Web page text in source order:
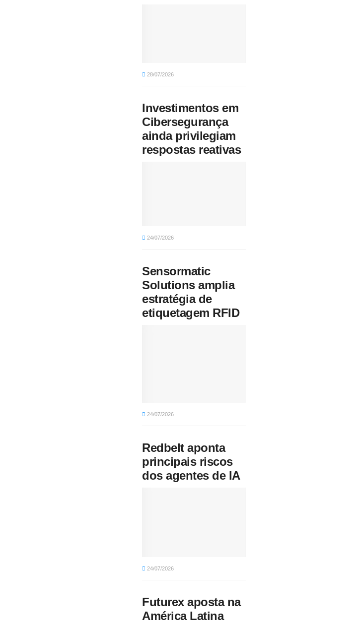
28/07/2026
Investimentos em
Cibersegurança
ainda privilegiam
respostas reativas
24/07/2026
Sensormatic
Solutions amplia
estratégia de
etiquetagem RFID
24/07/2026
Redbelt aponta
principais riscos
dos agentes de IA
24/07/2026
Futurex aposta na
América Latina